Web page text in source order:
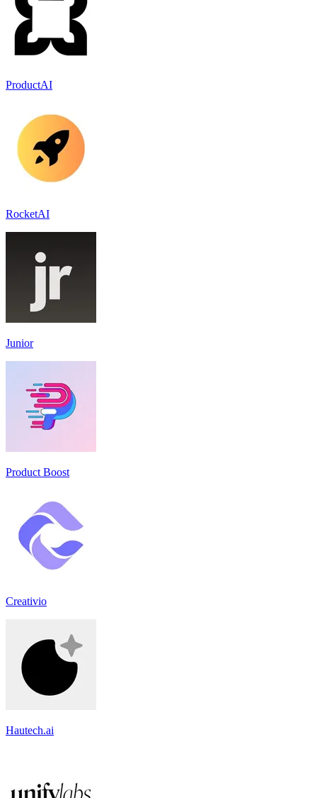
ProductAI
RocketAI
Junior
Product Boost
Creativio
Hautech.ai